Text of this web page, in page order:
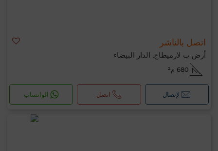
اتصل بالناشر
أرض ب لارميطاج, الدار البيضاء
680 م²
لإتصال اتصل الواتساب